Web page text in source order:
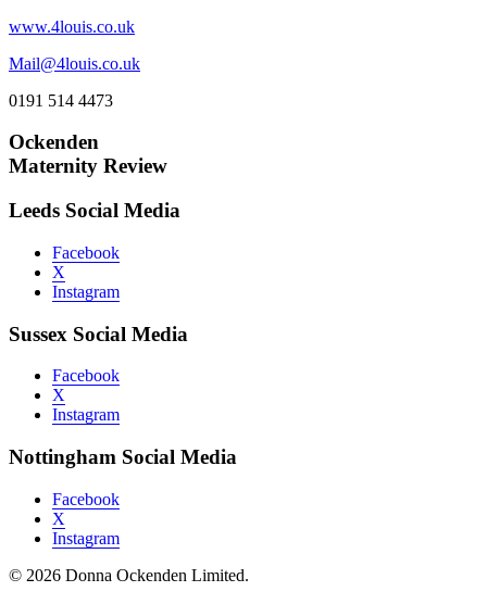
www.4louis.co.uk
Mail@4louis.co.uk
0191 514 4473
Ockenden
Maternity Review
Leeds Social Media
Facebook
X
Instagram
Sussex Social Media
Facebook
X
Instagram
Nottingham Social Media
Facebook
X
Instagram
© 2026 Donna Ockenden Limited.